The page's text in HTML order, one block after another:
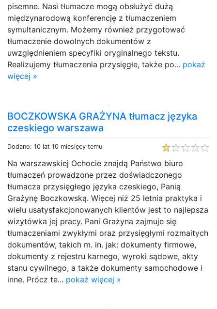
pisemne. Nasi tłumacze mogą obsłużyć dużą
międzynarodową konferencję z tłumaczeniem
symultanicznym. Możemy również przygotować
tłumaczenie dowolnych dokumentów z
uwzględnieniem specyfiki oryginalnego tekstu.
Realizujemy tłumaczenia przysięgłe, także po... pokaż
więcej »
BOCZKOWSKA GRAŻYNA tłumacz języka
czeskiego warszawa
Dodano: 10 lat 10 miesięcy temu
Na warszawskiej Ochocie znajdą Państwo biuro
tłumaczeń prowadzone przez doświadczonego
tłumacza przysięgłego języka czeskiego, Panią
Grażynę Boczkowską. Więcej niż 25 letnia praktyka i
wielu usatysfakcjonowanych klientów jest to najlepsza
wizytówka jej pracy. Pani Grażyna zajmuje się
tłumaczeniami zwykłymi oraz przysięgłymi rozmaitych
dokumentów, takich m. in. jak: dokumenty firmowe,
dokumenty z rejestru karnego, wyroki sądowe, akty
stanu cywilnego, a także dokumenty samochodowe i
inne. Prócz te... pokaż więcej »